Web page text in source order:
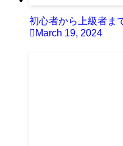
初心者から上級者ま
March 19, 2024